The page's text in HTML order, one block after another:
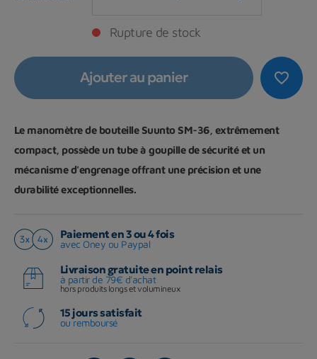
Rupture de stock
favorite_border
Ajouter au panier
Le manomètre de bouteille Suunto SM-36, extrêmement
compact, possède un tube à goupille de sécurité et un
mécanisme d'engrenage offrant une précision et une
durabilité exceptionnelles.
Paiement en 3 ou 4 fois
avec Oney ou Paypal
Livraison gratuite en point relais
à partir de 79€ d'achat
hors produits longs et volumineux
15 jours satisfait
ou remboursé